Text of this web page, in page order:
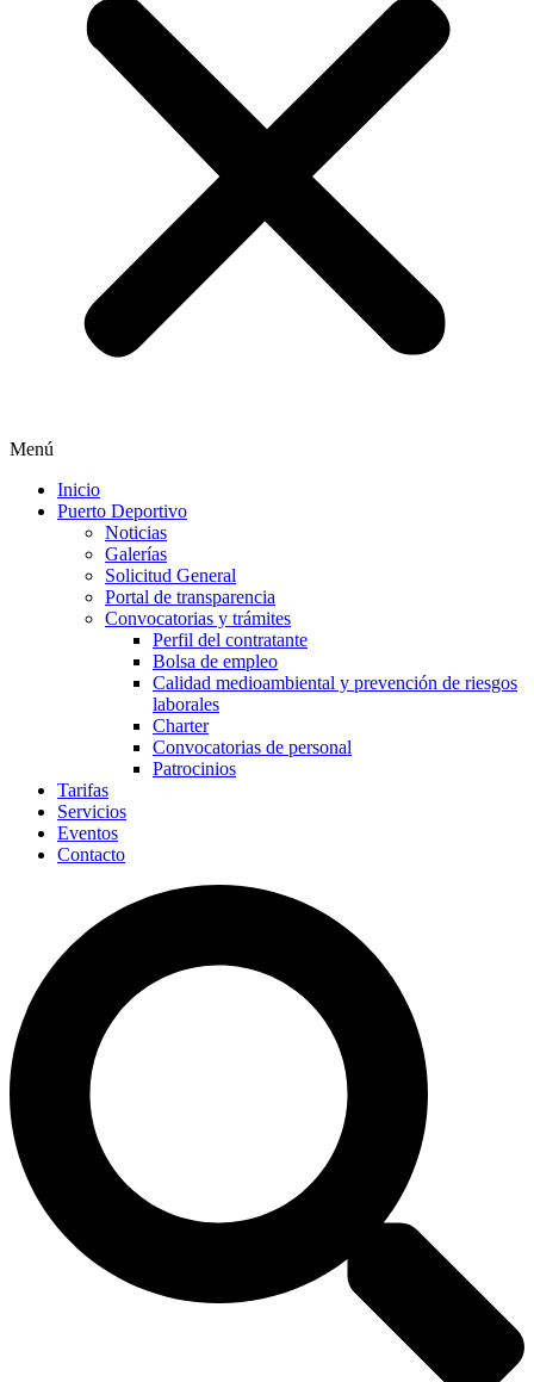
Menú
Inicio
Puerto Deportivo
Noticias
Galerías
Solicitud General
Portal de transparencia
Convocatorias y trámites
Perfil del contratante
Bolsa de empleo
Calidad medioambiental y prevención de riesgos
laborales
Charter
Convocatorias de personal
Patrocinios
Tarifas
Servicios
Eventos
Contacto